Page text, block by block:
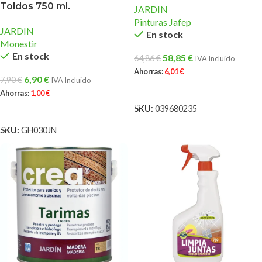
Toldos 750 ml.
JARDIN
Monestir
En stock
7,90€ 6,90€ IVA Incluido
Ahorras:1,00€
SKU: GH030JN
JARDIN
Pinturas Jafep
En stock
64,86€ 58,85 € IVA Incluido
Ahorras:6,01€
SKU: 039680235